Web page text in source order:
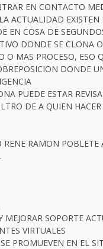
EN CONTACTO
ACTUALIDAD EXISTEN
EN COSA DE
DONDE SE CLONA
O MAS PROCESO, ESO
DONDE
PUEDE ESTAR
DE A QUIEN
RENE RAMON POBLETE
SOPORTE
VIRTUALES
PROMUEVEN EN EL